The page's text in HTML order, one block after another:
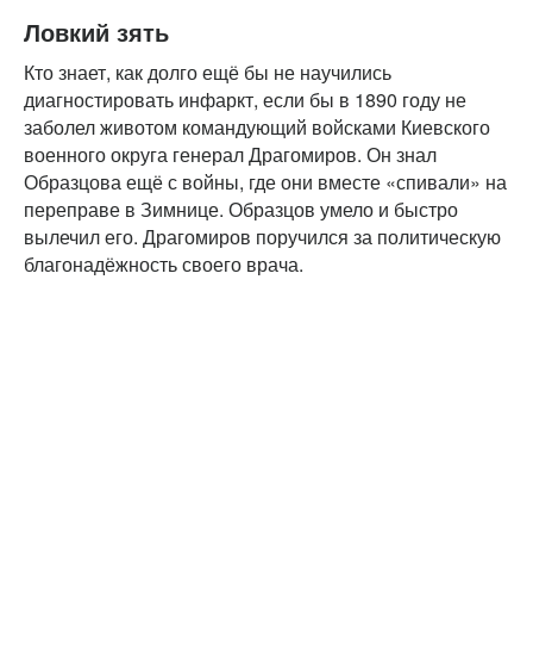
Ловкий зять
Кто знает, как долго ещё бы не научились
диагностировать инфаркт, если бы в 1890 году не
заболел животом командующий войсками Киевского
военного округа генерал Драгомиров. Он знал
Образцова ещё с войны, где они вместе «спивали» на
переправе в Зимнице. Образцов умело и быстро
вылечил его. Драгомиров поручился за политическую
благонадёжность своего врача.